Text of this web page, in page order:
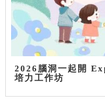
2026腦洞一起開
培力工作坊